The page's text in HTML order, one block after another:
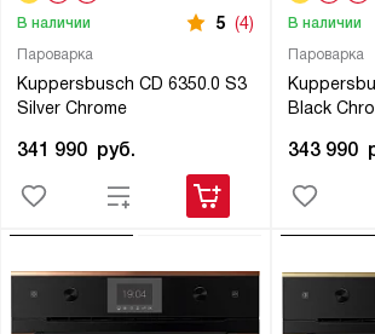
Пароварка
Kuppersbusch CD 6350.0 S3
Silver Chrome
В наличии 5 (4)
341 990 руб.
Пароварка
Black
В наличии
343 990